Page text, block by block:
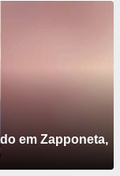
em Zapponeta,